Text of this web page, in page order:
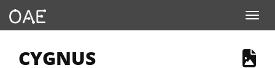
Toggle navigation
DESCRIBES AN IMAGE
CYGNUS